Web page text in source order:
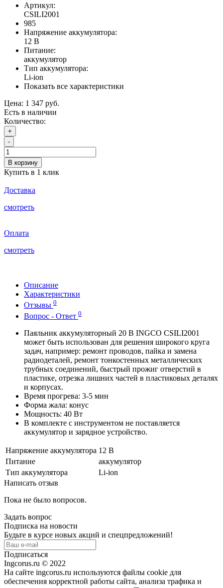
Артикул:
CSILI2001
985
Напряжение аккумулятора:
12 В
Питание:
аккумулятор
Тип аккумулятора:
Li-ion
Показать все характеристики
Цена: 1 347 руб.
Есть в наличии
Количество:
+
-
В корзину
Купить в 1 клик
Доставка
смотреть
Оплата
смотреть
Описание
Характеристики
Отзывы 0
Вопрос - Ответ 0
Паяльник аккумуляторный 20 В INGCO CSILI2001
может быть использован для решения широкого круга
задач, например: ремонт проводов, пайка и замена
радиодеталей, ремонт тонкостенных металлических
трубных соединений, быстрый прожиг отверстий в
пластике, отрезка лишних частей в пластиковых деталях
и корпусах.
Время прогрева: 3-5 мин
Форма жала: конус
Мощность: 40 Вт
В комплекте с инструментом не поставляется
аккумулятор и зарядное устройство.
Напряжение аккумулятора 12 В
Питание
аккумулятор
Тип аккумулятора
Li-ion
Написать отзыв
Пока не было вопросов.
Задать вопрос
Подписка на новости
Будьте в курсе новых акций и спецпредложений!
Подписаться
Ingcorus.ru © 2022
На сайте ingcorus.ru используются файлы cookie для
обеспечения корректной работы сайта, анализа трафика и